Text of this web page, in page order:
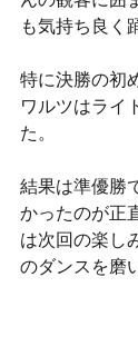
も気持ち良く
特に決勝の初
ワルツはライ
た。
結果は準優勝
かったのが正
は次回の楽し
のダンスを磨